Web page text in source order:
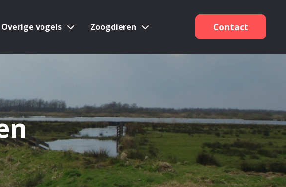
Overige vogels Zoogdieren Contact